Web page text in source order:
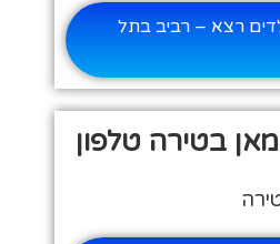
רצא – רביב בתל
בטירה טלפון